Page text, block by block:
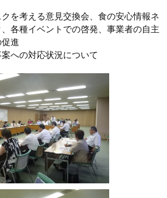
を考える意見交換会、食の安心情報ネ
各種イベントでの啓発、事業者の自主
進
への対応状況について